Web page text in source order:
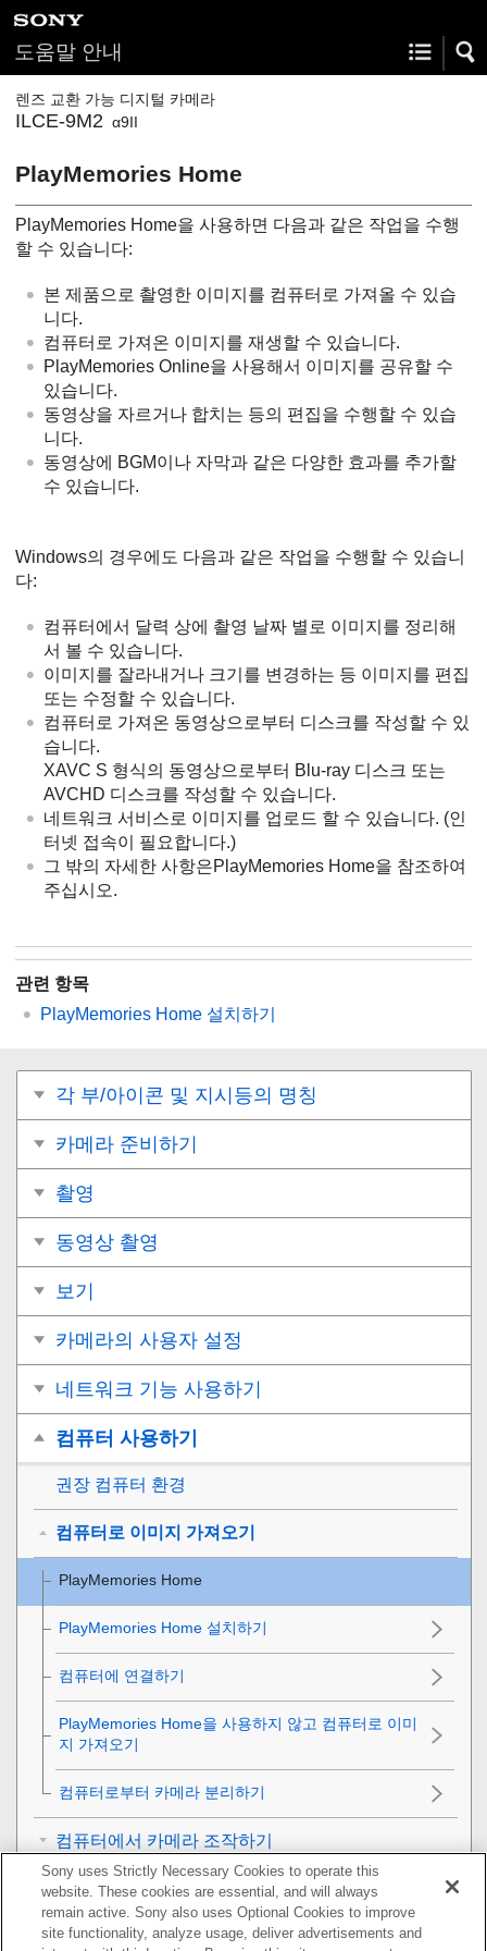
도움말 안내
렌즈 교환 가능 디지털 카메라
ILCE-9M2 α9II
PlayMemories Home
PlayMemories Home을 사용하면 다음과 같은 작업을 수행
할 수 있습니다:
본 제품으로 촬영한 이미지를 컴퓨터로 가져올 수 있습
니다.
컴퓨터로 가져온 이미지를 재생할 수 있습니다.
PlayMemories Online을 사용해서 이미지를 공유할 수
있습니다.
동영상을 자르거나 합치는 등의 편집을 수행할 수 있습
니다.
동영상에 BGM이나 자막과 같은 다양한 효과를 추가할
수 있습니다.
Windows의 경우에도 다음과 같은 작업을 수행할 수 있습니
다:
컴퓨터에서 달력 상에 촬영 날짜 별로 이미지를 정리해
서 볼 수 있습니다.
이미지를 잘라내거나 크기를 변경하는 등 이미지를 편집
또는 수정할 수 있습니다.
컴퓨터로 가져온 동영상으로부터 디스크를 작성할 수 있
습니다.
XAVC S 형식의 동영상으로부터 Blu-ray 디스크 또는
AVCHD 디스크를 작성할 수 있습니다.
네트워크 서비스로 이미지를 업로드 할 수 있습니다. (인
터넷 접속이 필요합니다.)
그 밖의 자세한 사항은PlayMemories Home을 참조하여
주십시오.
관련 항목
PlayMemories Home 설치하기
각 부/아이콘 및 지시등의 명칭
카메라 준비하기
촬영
동영상 촬영
보기
카메라의 사용자 설정
네트워크 기능 사용하기
컴퓨터 사용하기
권장 컴퓨터 환경
컴퓨터로 이미지 가져오기
PlayMemories Home
PlayMemories Home 설치하기
컴퓨터에 연결하기
PlayMemories Home을 사용하지 않고 컴퓨터로 이미
지 가져오기
컴퓨터로부터 카메라 분리하기
컴퓨터에서 카메라 조작하기
컴퓨터로 이미지 전송
RAW 이미지 현상/원격 촬영 (Imaging Edge)
Sony uses Strictly Necessary Cookies to operate this
website. These cookies are essential, and will always
remain active. Sony also uses Optional Cookies to improve
site functionality, analyze usage, deliver advertisements and